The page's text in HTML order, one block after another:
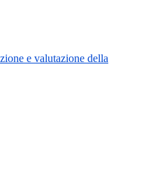
e valutazione della